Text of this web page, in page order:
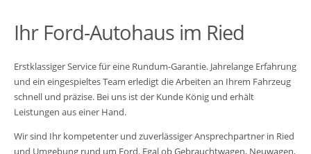
Ihr Ford-Autohaus im Ried
Erstklassiger Service für eine Rundum-Garantie. Jahrelange Erfahrung
und ein eingespieltes Team erledigt die Arbeiten an Ihrem Fahrzeug
schnell und präzise. Bei uns ist der Kunde König und erhält
Leistungen aus einer Hand.
Wir sind Ihr kompetenter und zuverlässiger Ansprechpartner in Ried
und Umgebung rund um Ford. Egal ob Gebrauchtwagen, Neuwagen,